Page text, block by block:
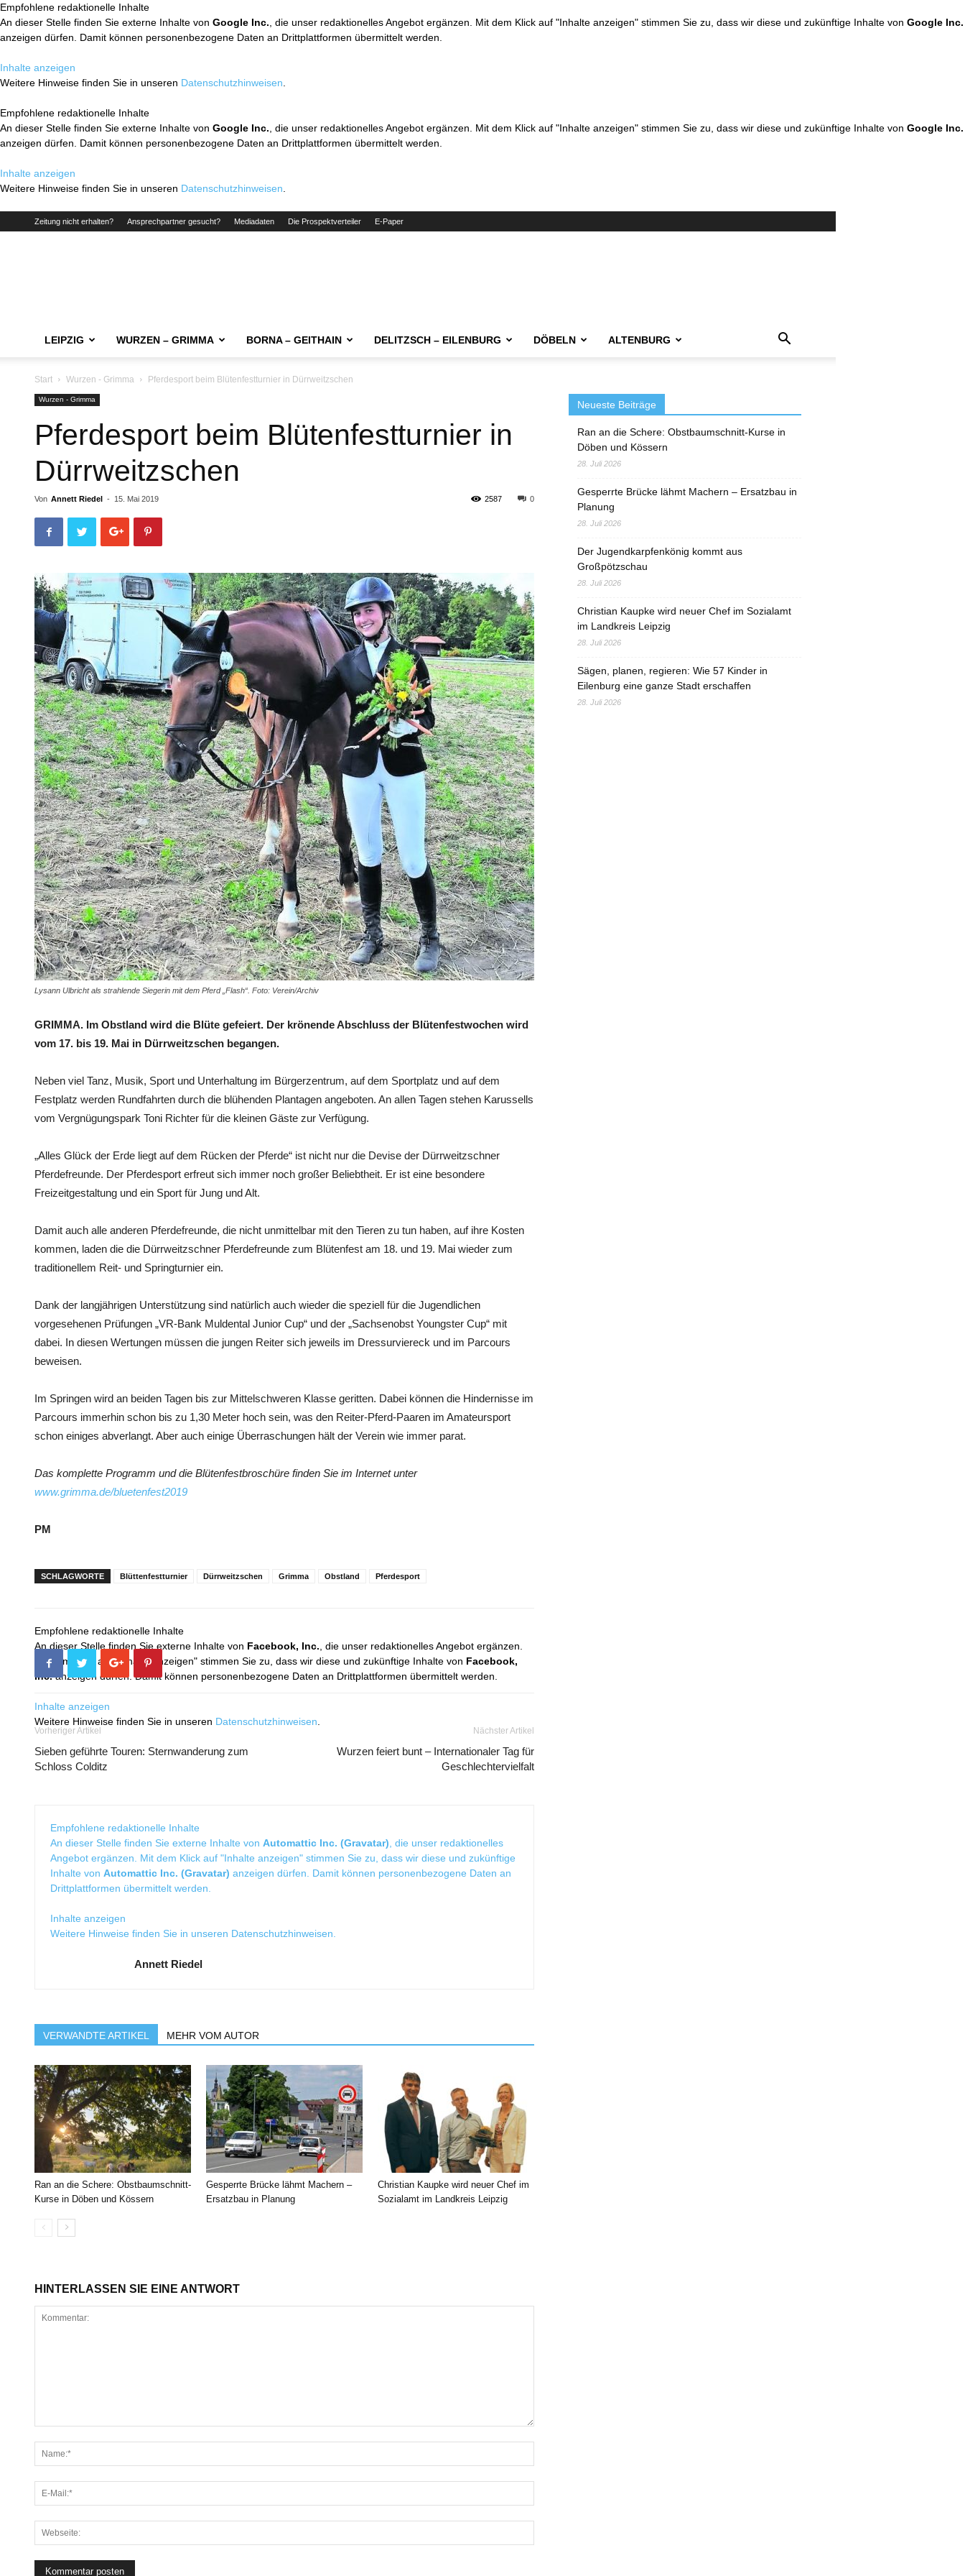
Empfohlene redaktionelle Inhalte
An dieser Stelle finden Sie externe Inhalte von Google Inc. , die unser redaktionelles Angebot ergänzen. Mit dem Klick auf "Inhalte anzeigen" stimmen Sie zu, dass wir diese und zukünftige Inhalte von Google Inc.
anzeigen dürfen. Damit können personenbezogene Daten an Drittplattformen übermittelt werden.
Inhalte anzeigen
Weitere Hinweise finden Sie in unseren Datenschutzhinweisen
Empfohlene redaktionelle Inhalte
An dieser Stelle finden Sie externe Inhalte von Google Inc. , die unser redaktionelles Angebot ergänzen. Mit dem Klick auf "Inhalte anzeigen" stimmen Sie zu, dass wir diese und zukünftige Inhalte von Google Inc.
anzeigen dürfen. Damit können personenbezogene Daten an Drittplattformen übermittelt werden.
Inhalte anzeigen
Weitere Hinweise finden Sie in unseren Datenschutzhinweisen
Zeitung nicht erhalten? Ansprechpartner gesucht? Mediadaten Die Prospektverteiler E-Paper
LEIPZIG WURZEN – GRIMMA BORNA – GEITHAIN DELITZSCH – EILENBURG DÖBELN ALTENBURG
Start Wurzen - Grimma Pferdesport beim Blütenfestturnier in Dürrweitzschen
Wurzen - Grimma
Pferdesport beim Blütenfestturnier in
Dürrweitzschen
Von Annett Riedel - 15. Mai 2019 0
2587
Lysann Ulbricht als strahlende Siegerin mit dem Pferd „Flash“. Foto: Verein/Archiv
GRIMMA. Im Obstland wird die Blüte gefeiert. Der krönende Abschluss der Blütenfestwochen wird
vom 17. bis 19. Mai in Dürrweitzschen begangen.
Neben viel Tanz, Musik, Sport und Unterhaltung im Bürgerzentrum, auf dem Sportplatz und auf dem
Festplatz werden Rundfahrten durch die blühenden Plantagen angeboten. An allen Tagen stehen Karussells
vom Vergnügungspark Toni Richter für die kleinen Gäste zur Verfügung.
„Alles Glück der Erde liegt auf dem Rücken der Pferde“ ist nicht nur die Devise der Dürrweitzschner
Pferdefreunde. Der Pferdesport erfreut sich immer noch großer Beliebtheit. Er ist eine besondere
Freizeitgestaltung und ein Sport für Jung und Alt.
Damit auch alle anderen Pferdefreunde, die nicht unmittelbar mit den Tieren zu tun haben, auf ihre Kosten
kommen, laden die die Dürrweitzschner Pferdefreunde zum Blütenfest am 18. und 19. Mai wieder zum
traditionellem Reit- und Springturnier ein.
Dank der langjährigen Unterstützung sind natürlich auch wieder die speziell für die Jugendlichen
vorgesehenen Prüfungen „VR-Bank Muldental Junior Cup“ und der „Sachsenobst Youngster Cup“ mit
dabei. In diesen Wertungen müssen die jungen Reiter sich jeweils im Dressurviereck und im Parcours
beweisen.
Im Springen wird an beiden Tagen bis zur Mittelschweren Klasse geritten. Dabei können die Hindernisse im
Parcours immerhin schon bis zu 1,30 Meter hoch sein, was den Reiter-Pferd-Paaren im Amateursport
schon einiges abverlangt. Aber auch einige Überraschungen hält der Verein wie immer parat.
Das komplette Programm und die Blütenfestbroschüre finden Sie im Internet unter
www.grimma.de/bluetenfest2019
PM
SCHLAGWORTE Blüttenfestturnier Dürrweitzschen Grimma Obstland Pferdesport
Empfohlene redaktionelle Inhalte
An dieser Stelle finden Sie externe Inhalte von Facebook, Inc. , die unser redaktionelles Angebot ergänzen.
Mit dem Klick auf "Inhalte anzeigen" stimmen Sie zu, dass wir diese und zukünftige Inhalte von Facebook,
Inc.anzeigen dürfen. Damit können personenbezogene Daten an Drittplattformen übermittelt werden.
Inhalte anzeigen
Weitere Hinweise finden Sie in unseren Datenschutzhinweisen
Vorheriger Artikel
Sieben geführte Touren: Sternwanderung zum
Schloss Colditz
Nächster Artikel
Wurzen feiert bunt – Internationaler Tag für
Geschlechtervielfalt
Empfohlene redaktionelle Inhalte
An dieser Stelle finden Sie externe Inhalte von Automattic Inc. (Gravatar) , die unser redaktionelles
Angebot ergänzen. Mit dem Klick auf "Inhalte anzeigen" stimmen Sie zu, dass wir diese und zukünftige
Inhalte von Automattic Inc. (Gravatar) anzeigen dürfen. Damit können personenbezogene Daten an
Drittplattformen übermittelt werden.
Inhalte anzeigen
Weitere Hinweise finden Sie in unseren Datenschutzhinweisen
Annett Riedel
VERWANDTE ARTIKEL MEHR VOM AUTOR
Ran an die Schere: Obstbaumschnitt-
Kurse in Döben und Kössern
Gesperrte Brücke lähmt Machern –
Ersatzbau in Planung
Christian Kaupke wird neuer Chef im
Sozialamt im Landkreis Leipzig
HINTERLASSEN SIE EINE ANTWORT
Neueste Beiträge
Ran an die Schere: Obstbaumschnitt-Kurse in
Döben und Kössern
28. Juli 2026
Gesperrte Brücke lähmt Machern – Ersatzbau in
Planung
28. Juli 2026
Der Jugendkarpfenkönig kommt aus
Großpötzschau
28. Juli 2026
Christian Kaupke wird neuer Chef im Sozialamt
im Landkreis Leipzig
28. Juli 2026
Sägen, planen, regieren: Wie 57 Kinder in
Eilenburg eine ganze Stadt erschaffen
28. Juli 2026